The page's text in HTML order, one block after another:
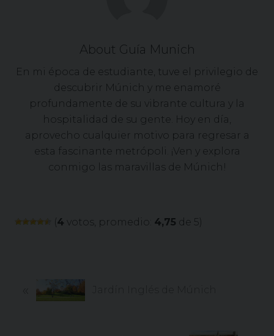
About Guía Munich
En mi época de estudiante, tuve el privilegio de
descubrir Múnich y me enamoré
profundamente de su vibrante cultura y la
hospitalidad de su gente. Hoy en día,
aprovecho cualquier motivo para regresar a
esta fascinante metrópoli. ¡Ven y explora
conmigo las maravillas de Múnich!
(4 votos, promedio: 4,75 de 5)